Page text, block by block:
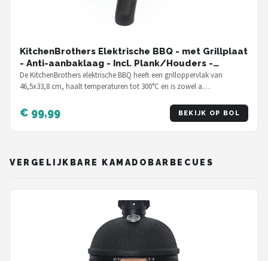
KitchenBrothers Elektrische BBQ - met Grillplaat
- Anti-aanbaklaag - Incl. Plank/Houders -
Grilloppervlak 46,5x33,8cm - tot 300°C - 2400W -
Zwart
De KitchenBrothers elektrische BBQ heeft een grilloppervlak van
46,5x33,8 cm, haalt temperaturen tot 300°C en is zowel a…
€ 99,99 BEKIJK OP BOL
VERGELIJKBARE KAMADOBARBECUES